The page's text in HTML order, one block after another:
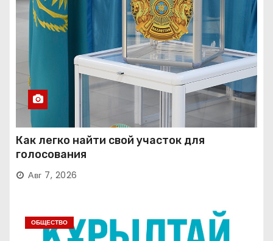
Как легко найти свой участок для
голосования
Авг 7, 2026
ОБЩЕСТВО